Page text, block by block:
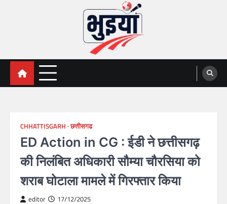
भुइयां, BHUIYAN, CG BHUIYAN
NEWS
BHUIYAN, CG BHUIYAN NEWS, KHASARA,छत्तीसगढ़ भू-
CHHATTISGARH छत्तीसगढ
ED Action in CG : ईडी ने छत्तीसगढ़
की निलंबित अधिकारी सौम्या चौरसिया को
शराब घोटाला मामले में गिरफ्तार किया
editor 17/12/2025